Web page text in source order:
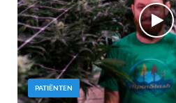
PATIËNTEN